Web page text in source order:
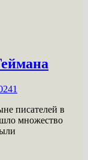
1
писателей в
множество